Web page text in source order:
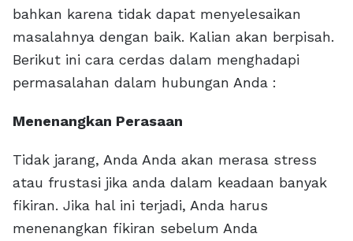
bahkan karena tidak dapat menyelesaikan
masalahnya dengan baik. Kalian akan berpisah.
Berikut ini cara cerdas dalam menghadapi
permasalahan dalam hubungan Anda :
Menenangkan Perasaan
Tidak jarang, Anda Anda akan merasa stress
atau frustasi jika anda dalam keadaan banyak
fikiran. Jika hal ini terjadi, Anda harus
menenangkan fikiran sebelum Anda